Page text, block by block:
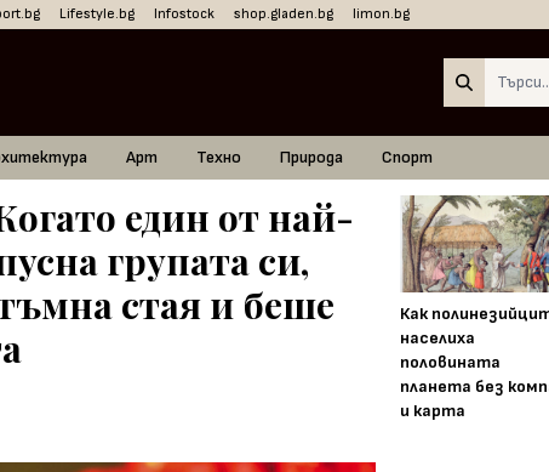
Lifestyle.bg Infostock shop.gladen.bg limon.bg
Арт Техно Природа Спорт
един от най-
групата си,
стая и беше
Как
населиха
половината
планета без
и карта